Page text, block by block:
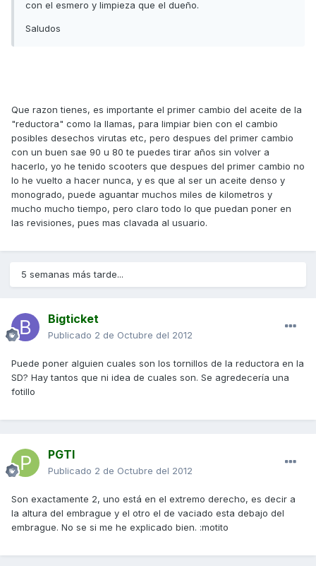
con el esmero y limpieza que el dueño.
Saludos
Que razon tienes, es importante el primer cambio del aceite de la
"reductora" como la llamas, para limpiar bien con el cambio
posibles desechos virutas etc, pero despues del primer cambio
con un buen sae 90 u 80 te puedes tirar años sin volver a
hacerlo, yo he tenido scooters que despues del primer cambio no
lo he vuelto a hacer nunca, y es que al ser un aceite denso y
monogrado, puede aguantar muchos miles de kilometros y
mucho mucho tiempo, pero claro todo lo que puedan poner en
las revisiones, pues mas clavada al usuario.
5 semanas más tarde...
Bigticket
Publicado 2 de Octubre del 2012
Puede poner alguien cuales son los tornillos de la reductora en la
SD? Hay tantos que ni idea de cuales son. Se agredecería una
fotillo
PGTI
Publicado 2 de Octubre del 2012
Son exactamente 2, uno está en el extremo derecho, es decir a
la altura del embrague y el otro el de vaciado esta debajo del
embrague. No se si me he explicado bien. :motito